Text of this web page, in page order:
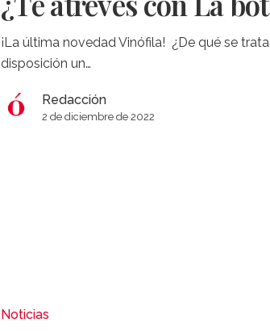
¡La última novedad Vinófila! ¿De qué se
disposición un…
Redacción
2 de diciembre de 2022
Noticias